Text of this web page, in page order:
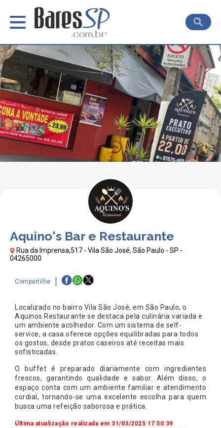
Aquino's Bar e Restaurante
Rua da Imprensa,517 - Vila São José, São Paulo - SP -
04265000
Compartilhe
Localizado no bairro Vila São José, em São Paulo, o
Aquinos Restaurante se destaca pela culinária variada e
um ambiente acolhedor. Com um sistema de self-
service, a casa oferece opções equilibradas para todos
os gostos, desde pratos caseiros até receitas mais
sofisticadas.
O buffet é preparado diariamente com ingredientes
frescos, garantindo qualidade e sabor. Além disso, o
espaço conta com um ambiente familiar e atendimento
cordial, tornando-se uma excelente escolha para quem
busca uma refeição saborosa e prática.
Última atualização realizada em 31/03/2025 17:50:39